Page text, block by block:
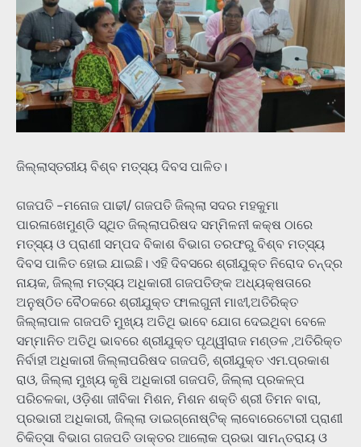
ଜିଲ୍ଲାସ୍ତରୀୟ ବିଶ୍ବ ମତ୍ସ୍ୟ ଦିବସ ପାଳିତ।
ଗଜପତି -ମନୋଜ ପାଢୀ/ ଗଜପତି ଜିଲ୍ଲା ସଦର ମହକୁମା
ପାରଳାଖେମୁଣ୍ଡି ସ୍ଥିତ ଜିଲ୍ଲାପରିଷଦ ସମ୍ମିଳନୀ କକ୍ଷ ଠାରେ
ମତ୍ସ୍ୟ ଓ ପ୍ରାଣୀ ସମ୍ପଦ ବିକାଶ ବିଭାଗ ତରଫରୁ ବିଶ୍ବ ମତ୍ସ୍ୟ
ଦିବସ ପାଳିତ ହୋଇ ଯାଇଛି। ଏହି ଦିବସରେ ଶ୍ରୀଯୁକ୍ତ ନିରୋଦ ଚନ୍ଦ୍ର
ନାୟକ, ଜିଲ୍ଲା ମତ୍ସ୍ୟ ଅଧିକାରୀ ଗଜପତିଙ୍କ ଅଧ୍ୟକ୍ଷତାରେ
ଅନୁଷ୍ଠିତ ବୈଠକରେ ଶ୍ରୀଯୁକ୍ତ ଫାଲଗୁନୀ ମାଝୀ,ଅତିରିକ୍ତ
ଜିଲ୍ଲାପାଳ ଗଜପତି ମୁଖ୍ୟ ଅତିଥି ଭାବେ ଯୋଗ ଦେଇଥିବା ବେଳେ
ସମ୍ମାନିତ ଅତିଥି ଭାବରେ ଶ୍ରୀଯୁକ୍ତ ପୃଥ୍ୱୀରାଜ ମଣ୍ଡଳ ,ଅତିରିକ୍ତ
ନିର୍ବାହୀ ଅଧିକାରୀ ଜିଲ୍ଲାପରିଷଦ ଗଜପତି, ଶ୍ରୀଯୁକ୍ତ ଏମ.ପ୍ରକାଶ
ରାଓ, ଜିଲ୍ଲା ମୁଖ୍ୟ କୃଷି ଅଧିକାରୀ ଗଜପତି, ଜିଲ୍ଲା ପ୍ରକଳ୍ପ
ପରିଚଳକା, ଓଡ଼ିଶା ଜୀବିକା ମିଶନ, ମିଶନ ଶକ୍ତି ଶ୍ରୀ ତିମନ ବାରା,
ପ୍ରଭାରୀ ଅଧିକାରୀ, ଜିଲ୍ଲା ଡାଇଗ୍ନୋଷ୍ଟିକ୍ ଲାବୋରେଟୋରୀ ପ୍ରାଣୀ
ଚିକିତ୍ସା ବିଭାଗ ଗଜପତି ଡାକ୍ତର ଆଲୋକ ପ୍ରଭା ସାମନ୍ତରାୟ ଓ